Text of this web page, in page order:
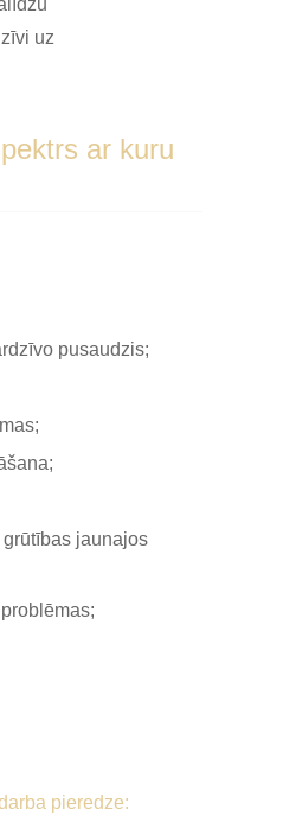
uz
ar kuru
pusaudzis;
jaunajos
pieredze: